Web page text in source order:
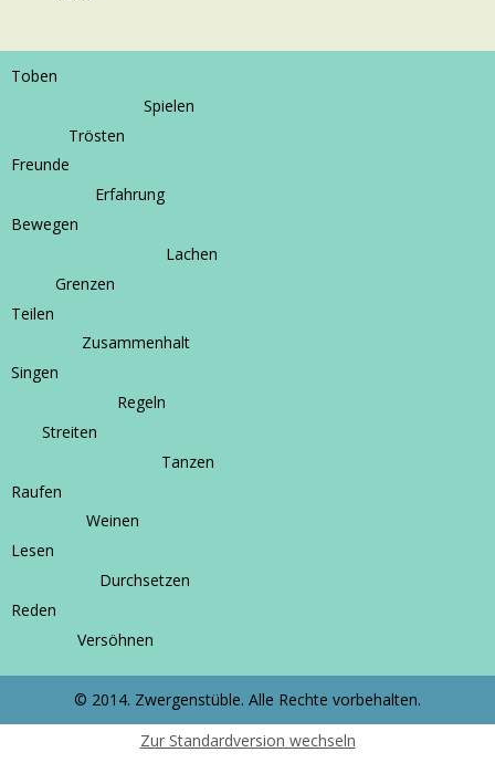
Toben
Spielen
Trösten
Freunde
Erfahrung
Bewegen
Lachen
Grenzen
Teilen
Zusammenhalt
Singen
Regeln
Streiten
Tanzen
Raufen
Weinen
Lesen
Durchsetzen
Reden
Versöhnen
© 2014. Zwergenstüble. Alle Rechte vorbehalten.
Zur Standardversion wechseln